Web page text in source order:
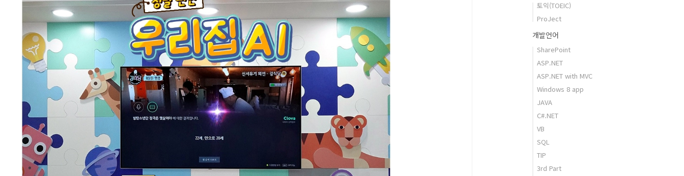
토익(TOEIC)
ProJect
개발언어
SharePoint
ASP.NET
ASP.NET with MVC
Windows 8 app
JAVA
C#.NET
VB
SQL
TIP
3rd Part